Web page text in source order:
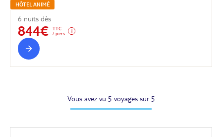
HÔTEL ANIMÉ
6 nuits dès
844€
TTC
/ pers.
Vous avez vu 5 voyages sur 5